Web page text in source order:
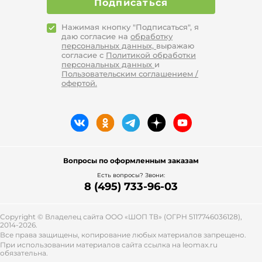
Подписаться
Нажимая кнопку "Подписаться", я
даю согласие на обработку
персональных данных, выражаю
согласие с Политикой обработки
персональных данных и
Пользовательским соглашением /
офертой.
Вопросы по оформленным заказам
Есть вопросы? Звони:
8 (495) 733-96-03
Copyright © Владелец сайта ООО «ШОП ТВ» (ОГРН 5117746036128),
2014-2026.
Все права защищены, копирование любых материалов запрещено.
При использовании материалов сайта ссылка на leomax.ru
обязательна.